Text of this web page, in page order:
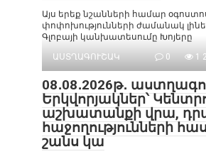
Այս երեք նշանների համար
փոփոխությունների ժամանակ
Գլոբայի կանխատեսումը Խոյերը
ԱՍՏՂԱԳՈՒՇԱԿ
0 1
08․08․2026թ․
Երկվորյակներ՝
աշխատանքի վրա,
հաջողությունների
շանս կա